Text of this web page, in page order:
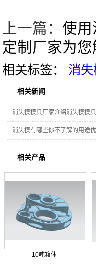
上一篇： 使用
定制厂家为
相关标签： 消
相关新闻
消失模模具厂家介绍消失模模
消失模有哪些你不了解的用途
相关产品
10吨箱体